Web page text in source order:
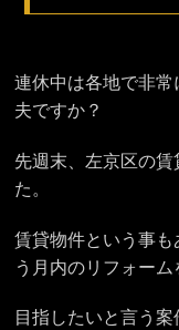
連休中は各地で非
夫ですか？
先週末、左京区の
た。
賃貸物件という事
う月内のリフォーム
目指したいと言う案